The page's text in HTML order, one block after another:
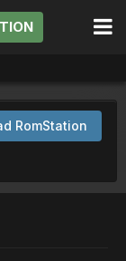
RomStation